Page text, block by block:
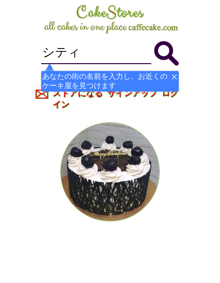
あなたの街の名前を入力し、お近くの
ケーキ屋を見つけます
ストアになる サインアップ ログ
イン